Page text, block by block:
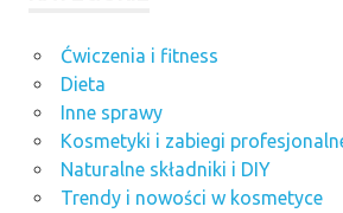
Ćwiczenia i fitness
Dieta
Inne sprawy
Kosmetyki i zabiegi
Naturalne składniki i DIY
Trendy i nowości w kosmetyce